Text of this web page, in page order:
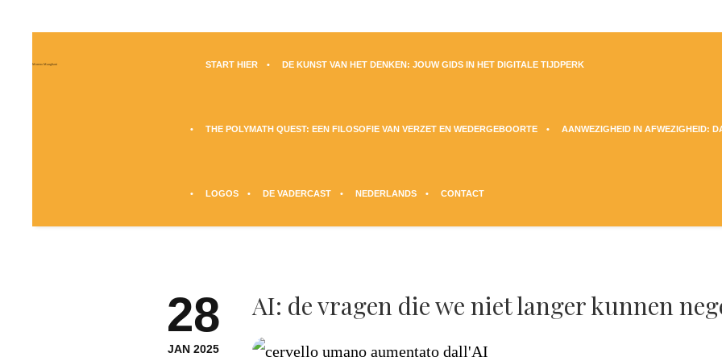
Moreno Maugliani START HIER DE KUNST VAN HET DENKEN: JOUW GIDS IN HET DIGITALE TIJDPERK
THE POLYMATH QUEST: EEN FILOSOFIE VAN VERZET EN WEDERGEBOORTE AANWEZIGHEID IN AFWEZIGHEID:
LOGOS DE VADERCAST NEDERLANDS CONTACT
28
JAN 2025
AI: de vragen die we niet langer kunnen